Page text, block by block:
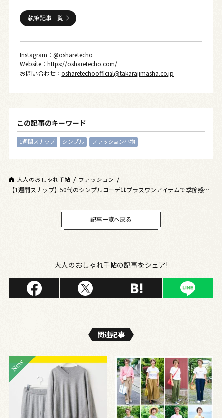
執筆記事一覧
Instagram：@osharetecho
Website：https://osharetecho.com/
お問い合わせ：osharetechoofficial@takarajimasha.co.jp
この記事のキーワード
1週間スナップ シンプル ファッション小物
大人のおしゃれ手帖
ファッション
【1週間スナップ】50代のシンプルコーデはプラスワンアイテムで季節感ア
記事一覧へ戻る
大人のおしゃれ手帖の記事をシェア!
関連記事